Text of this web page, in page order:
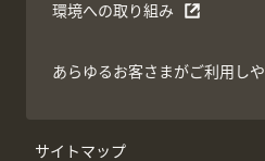
環境への取り組み
あらゆるお客さまがご利用し
サイトマップ